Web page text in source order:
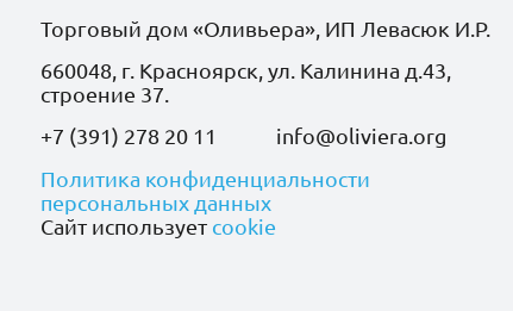
Торговый дом «Оливьера», ИП Левасюк И.Р.
660048, г. Красноярск, ул. Калинина д.43,
строение 37.
+7 (391) 278 20 11
info@oliviera.org
Политика конфиденциальности
персональных данных
Сайт использует cookie